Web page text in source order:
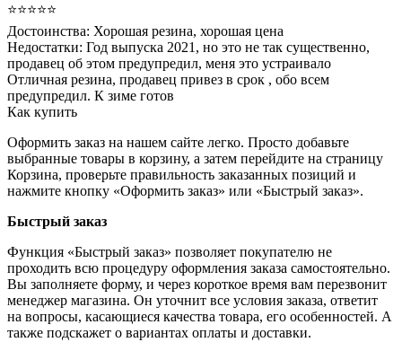
⭐⭐⭐⭐⭐
Достоинства: Хорошая резина, хорошая цена
Недостатки: Год выпуска 2021, но это не так существенно,
продавец об этом предупредил, меня это устраивало
Отличная резина, продавец привез в срок , обо всем
предупредил. К зиме готов
Как купить
Оформить заказ на нашем сайте легко. Просто добавьте
выбранные товары в корзину, а затем перейдите на страницу
Корзина, проверьте правильность заказанных позиций и
нажмите кнопку «Оформить заказ» или «Быстрый заказ».
Быстрый заказ
Функция «Быстрый заказ» позволяет покупателю не
проходить всю процедуру оформления заказа самостоятельно.
Вы заполняете форму, и через короткое время вам перезвонит
менеджер магазина. Он уточнит все условия заказа, ответит
на вопросы, касающиеся качества товара, его особенностей. А
также подскажет о вариантах оплаты и доставки.